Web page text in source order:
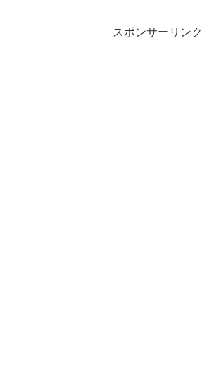
スポンサーリンク